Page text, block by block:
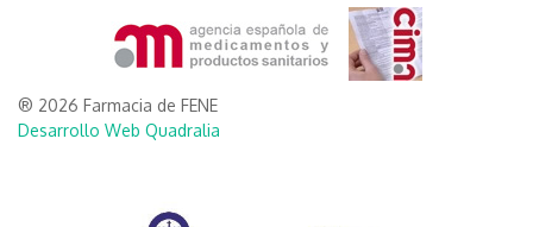
® 2026 Farmacia de FENE
Desarrollo Web Quadralia